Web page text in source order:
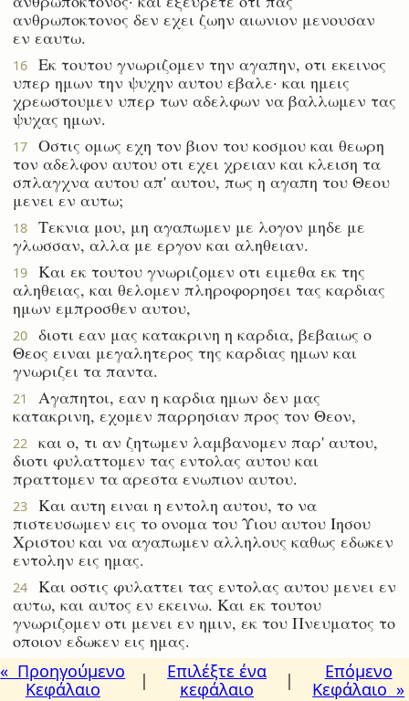
ανθρωποκτονος δεν εχει ζωην αιωνιον μενουσαν
εν εαυτω.
16
Εκ τουτου γνωριζομεν την αγαπην, οτι εκεινος
υπερ ημων την ψυχην αυτου εβαλε· και ημεις
χρεωστουμεν υπερ των αδελφων να βαλλωμεν τας
ψυχας ημων.
17
Οστις ομως εχη τον βιον του κοσμου και θεωρη
τον αδελφον αυτου οτι εχει χρειαν και κλειση τα
σπλαγχνα αυτου απ' αυτου, πως η αγαπη του Θεου
μενει εν αυτω;
18
Τεκνια μου, μη αγαπωμεν με λογον μηδε με
γλωσσαν, αλλα με εργον και αληθειαν.
19
Και εκ τουτου γνωριζομεν οτι ειμεθα εκ της
αληθειας, και θελομεν πληροφορησει τας καρδιας
ημων εμπροσθεν αυτου,
20
διοτι εαν μας κατακρινη η καρδια, βεβαιως ο
Θεος ειναι μεγαλητερος της καρδιας ημων και
γνωριζει τα παντα.
21
Αγαπητοι, εαν η καρδια ημων δεν μας
κατακρινη, εχομεν παρρησιαν προς τον Θεον,
22
και ο, τι αν ζητωμεν λαμβανομεν παρ' αυτου,
διοτι φυλαττομεν τας εντολας αυτου και
πραττομεν τα αρεστα ενωπιον αυτου.
23
Και αυτη ειναι η εντολη αυτου, το να
πιστευσωμεν εις το ονομα του Υιου αυτου Ιησου
Χριστου και να αγαπωμεν αλληλους καθως εδωκεν
εντολην εις ημας.
24
Και οστις φυλαττει τας εντολας αυτου μενει εν
αυτω, και αυτος εν εκεινω. Και εκ τουτου
γνωριζομεν οτι μενει εν ημιν, εκ του Πνευματος το
οποιον εδωκεν εις ημας.
« Προηγούμενο
Κεφάλαιο
|
Επιλέξτε ένα
κεφάλαιο
|
Επόμενο
Κεφάλαιο »